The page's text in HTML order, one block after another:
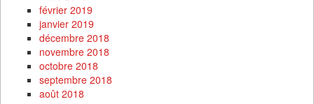
février 2019
janvier 2019
décembre 2018
novembre 2018
octobre 2018
septembre 2018
août 2018